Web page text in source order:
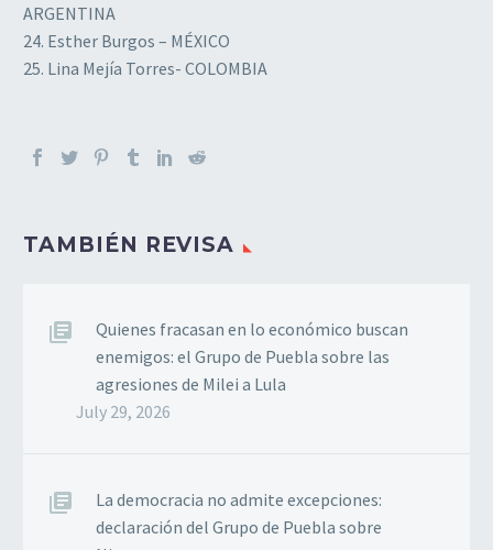
ARGENTINA
24. Esther Burgos – MÉXICO
25. Lina Mejía Torres- COLOMBIA
TAMBIÉN REVISA
Quienes fracasan en lo económico buscan
enemigos: el Grupo de Puebla sobre las
agresiones de Milei a Lula
July 29, 2026
La democracia no admite excepciones:
declaración del Grupo de Puebla sobre